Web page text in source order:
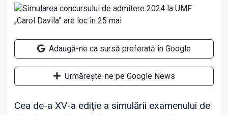
Adaugă-ne ca sursă preferată în Google
Urmărește-ne pe Google News
Cea de-a XV-a ediție a simulării examenului de